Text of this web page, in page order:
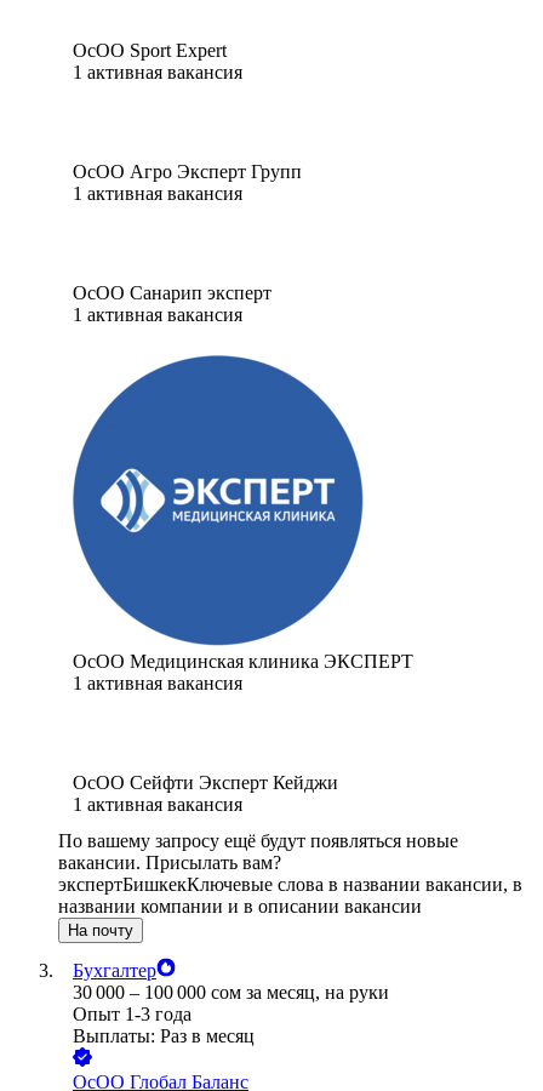
ОсОО Sport Expert
1 активная вакансия
ОсОО Агро Эксперт Групп
1 активная вакансия
ОсОО Санарип эксперт
1 активная вакансия
ОсОО Медицинская клиника ЭКСПЕРТ
1 активная вакансия
ОсОО Сейфти Эксперт Кейджи
1 активная вакансия
По вашему запросу ещё будут появляться новые
вакансии. Присылать вам?
экспертБишкекКлючевые слова в названии вакансии, в
названии компании и в описании вакансии
На почту
Бухгалтер
30 000 – 100 000 сом за месяц, на руки
Опыт 1-3 года
Выплаты: Раз в месяц
ОсОО Глобал Баланс